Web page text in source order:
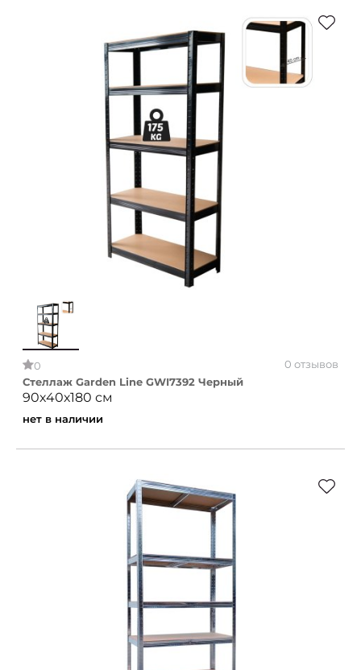
0
0 отзывов
Стеллаж Garden Line GWI7392 Черный
90х40х180 см
нет в наличии